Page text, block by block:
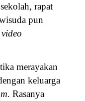
rapat
pun
video
merayakan
keluarga
. Rasanya